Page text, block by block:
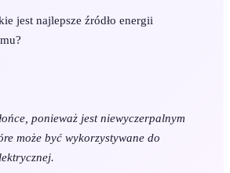
jest najlepsze źródło energii
ponieważ jest niewyczerpalnym
może być wykorzystywane do